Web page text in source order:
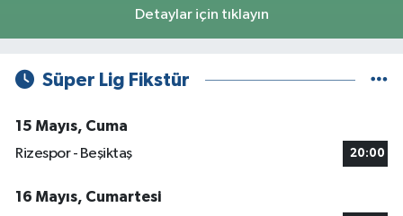
Detaylar için tıklayın
Süper Lig Fikstür
15 Mayıs, Cuma
Rizespor - Beşiktaş
20:00
16 Mayıs, Cumartesi